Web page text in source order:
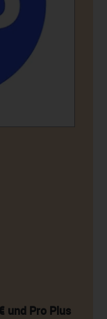
und Pro Plus